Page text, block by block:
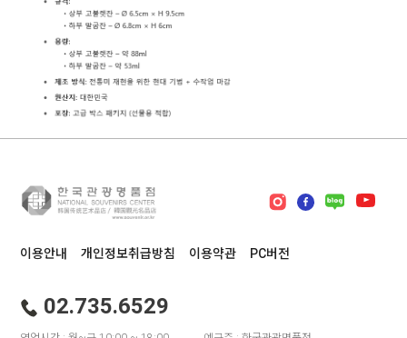
이용안내 개인정보취급방침 이용약관 PC버전
02.735.6529